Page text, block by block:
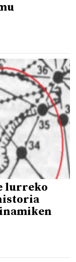
lurreko